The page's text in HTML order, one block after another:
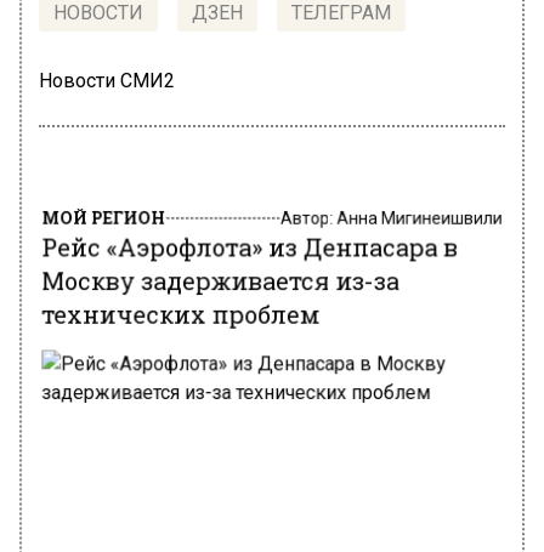
НОВОСТИ ДЗЕН ТЕЛЕГРАМ
Новости СМИ2
МОЙ РЕГИОН Автор: Анна Мигинеишвили
Рейс «Аэрофлота» из Денпасара в
Москву задерживается из-за
технических проблем